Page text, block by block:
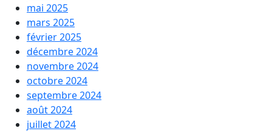
mai 2025
mars 2025
février 2025
décembre 2024
novembre 2024
octobre 2024
septembre 2024
août 2024
juillet 2024